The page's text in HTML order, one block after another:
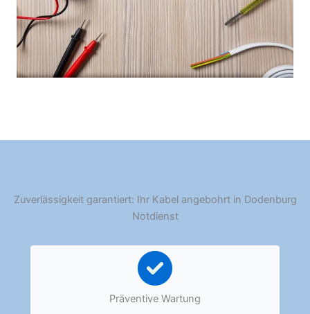
Zuverlässigkeit garantiert: Ihr Kabel angebohrt in Dodenburg
Notdienst
Präventive Wartung